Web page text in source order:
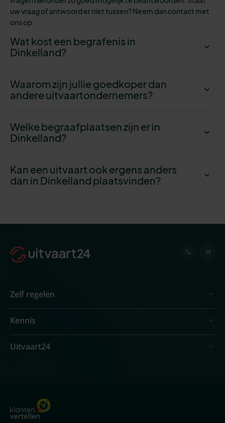
uw vraag of antwoord er niet tussen? Neem dan contact met
ons op.
Wat kost een begrafenis in
Dinkelland?
Waarom zijn jullie goedkoper dan
andere uitvaartondernemers?
Welke begraafplaatsen zijn er in
Dinkelland?
Kan een uitvaart ook ergens anders
dan in Dinkelland plaatsvinden?
Zelf regelen
Kennis
Uitvaart24